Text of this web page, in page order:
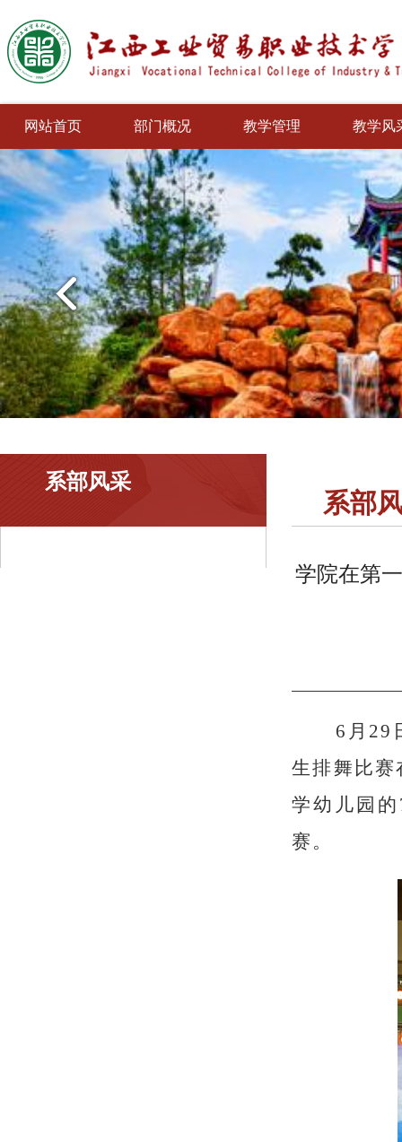
网站首页 部门概况 教学管理 教学风
系部风采
系部
学院在第
6 月 29
生排舞比
学幼儿园
赛。